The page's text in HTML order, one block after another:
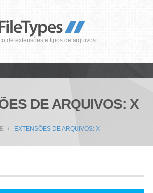
de extensões e tipos de arquivos
DE ARQUIVOS: X
EXTENSÕES DE ARQUIVOS: X